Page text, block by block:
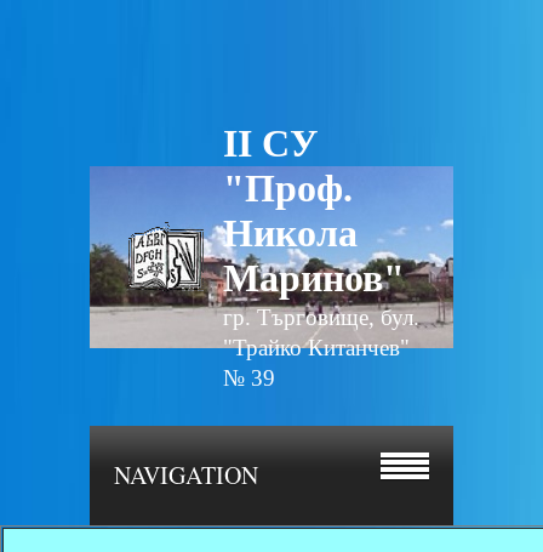
II СУ
"Проф.
Никола
Маринов"
гр. Търговище, бул.
"Трайко Китанчев"
№ 39
NAVIGATION